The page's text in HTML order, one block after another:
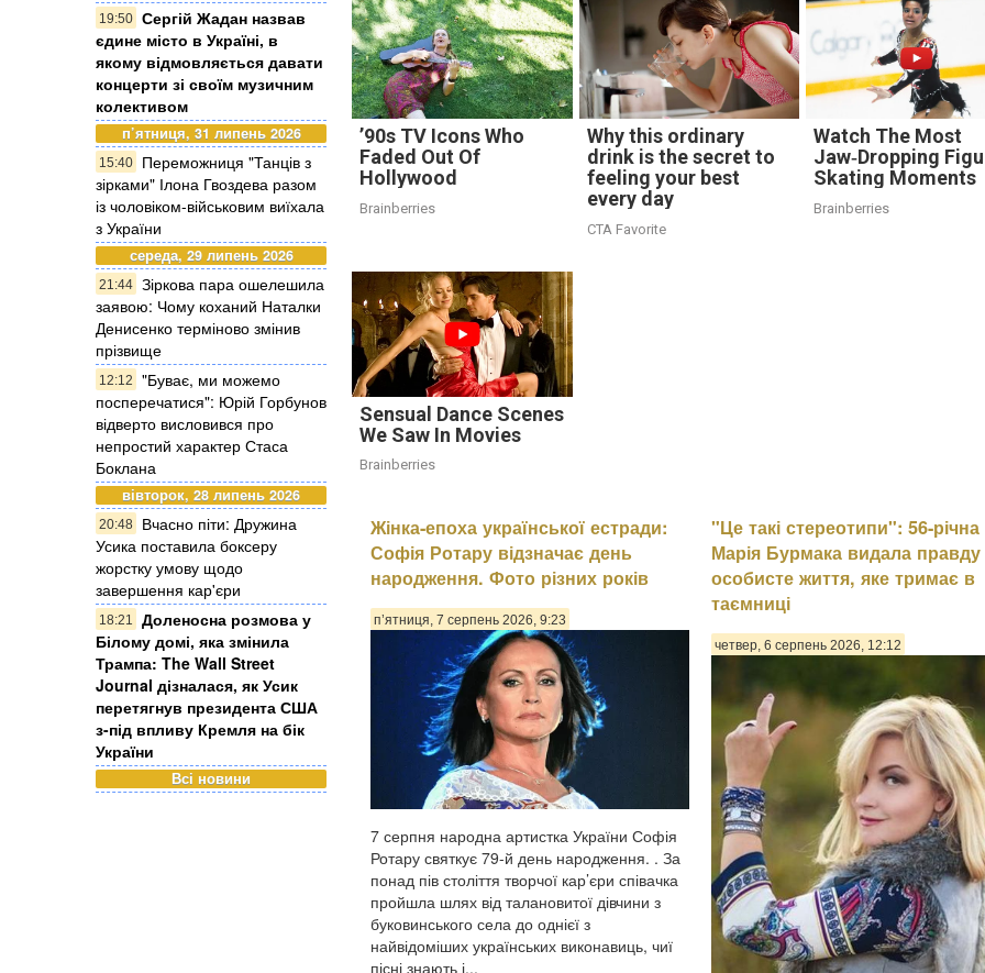
19:50 Сергій Жадан назвав
єдине місто в Україні, в
якому відмовляється давати
концерти зі своїм музичним
колективом
п’ятниця, 31 липень 2026
15:40
Переможниця "Танців з
зірками" Ілона Гвоздева разом
із чоловіком-військовим виїхала
з України
середа, 29 липень 2026
21:44 Зіркова пара ошелешила
заявою: Чому коханий Наталки
Денисенко терміново змінив
прізвище
12:12
"Буває, ми можемо
посперечатися": Юрій Горбунов
відверто висловився про
непростий характер Стаса
Боклана
вівторок, 28 липень 2026
20:48
Вчасно піти: Дружина
Усика поставила боксеру
жорстку умову щодо
завершення кар'єри
18:21
Доленосна розмова у
Білому домі, яка змінила
Трампа: The Wall Street
Journal дізналася, як Усик
перетягнув президента США
з-під впливу Кремля на бік
України
Всі новини
’90s TV Icons Who
Faded Out Of
Hollywood
Brainberries
Why this ordinary
drink is the secret to
feeling your best
every day
CTA Favorite
Watch The Most
Jaw‑Dropping
Skating Moments
Brainberries
Sensual Dance Scenes
We Saw In Movies
Brainberries
Жінка-епоха української естради:
Софія Ротару відзначає день
народження. Фото різних років
п’ятниця, 7 серпень 2026, 9:23
7 серпня народна артистка України Софія
Ротару святкує 79-й день народження. . За
понад пів століття творчої кар’єри співачка
пройшла шлях від талановитої дівчини з
буковинського села до однієї з
найвідоміших українських виконавиць, чиї
пісні знають і...
"Це такі стереотипи": 56-річна
Марія Бурмака видала
особисте життя, яке тримає в
таємниці
четвер, 6 серпень 2026, 12:12